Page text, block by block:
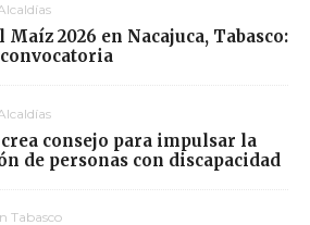
Maíz 2026 en Nacajuca, Tabasco:
consejo para impulsar la
de personas con discapacidad
Tabasco